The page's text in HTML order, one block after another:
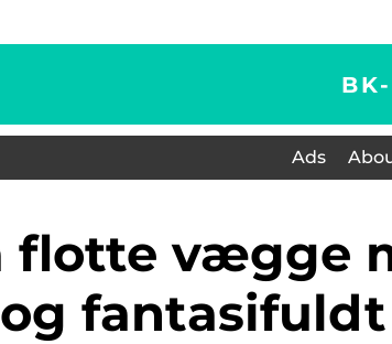
Ads
og